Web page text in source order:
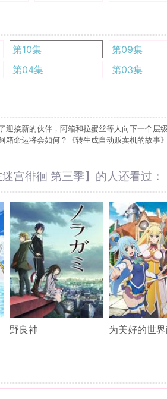
第10集 第09集
第04集 第03集
接新的伙伴，阿箱和拉蜜丝等人向下一个层
箱命运将会如何？《转生成自动贩卖机的故事
宫徘徊 第三季】的人还看过：
野良神